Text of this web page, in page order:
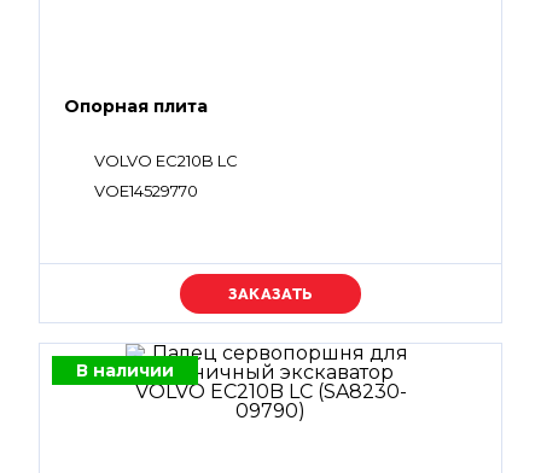
Опорная плита
VOLVO EC210B LC
VOE14529770
Уточняйте цену
В наличии